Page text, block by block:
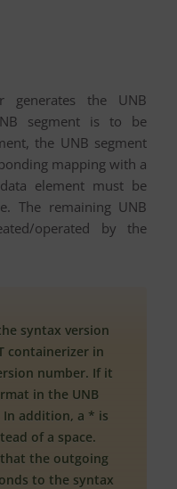
generates the UNB
segment is to be
the UNB segment
mapping with a
element must be
The remaining UNB
operated by the
syntax version
containerizer in
number. If it
in the UNB
In addition, a * is
of a space.
the outgoing
to the syntax